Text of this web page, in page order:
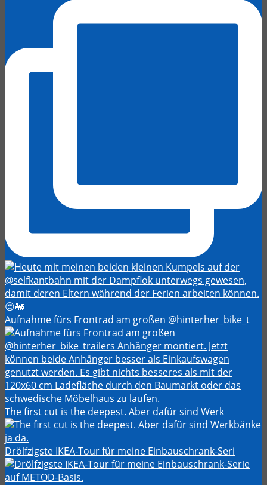
Aufnahme fürs Frontrad am großen @hinterher_bike_t
The first cut is the deepest. Aber dafür sind Werk
Drölfzigste IKEA-Tour für meine Einbauschrank-Seri